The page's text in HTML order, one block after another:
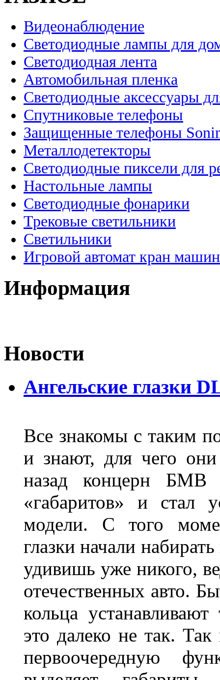
Видеонаблюдение
Светодиодные лампы для
Светодиодная лента
Автомобильная пленка
Светодиодные аксессуары
Спутниковые телефоны
Защищенные телефоны
Металлодетекторы
Светодиодные пиксели для
Настольные лампы
Светодиодные фонарики
Трековые светильники
Светильники
Игровой автомат кран
Информация
Новости
Ангельские глазки
Все знакомы с таким
и знают, для чего
назад концерн БМВ
«габаритов» и стал
модели. С того
глазки начали
удивишь уже никого,
отечественных авто.
кольца
это далеко не так. Так
первоочередную